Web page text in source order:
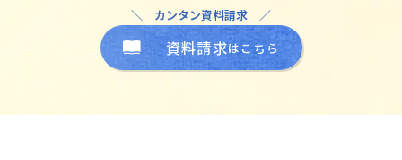
＼ カンタン資料請求 ／
資料請求はこちら